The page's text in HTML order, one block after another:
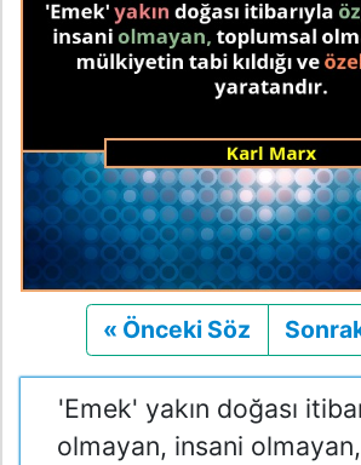
« Önceki Söz Önceki
'Emek' yakın doğası
olmayan, insani